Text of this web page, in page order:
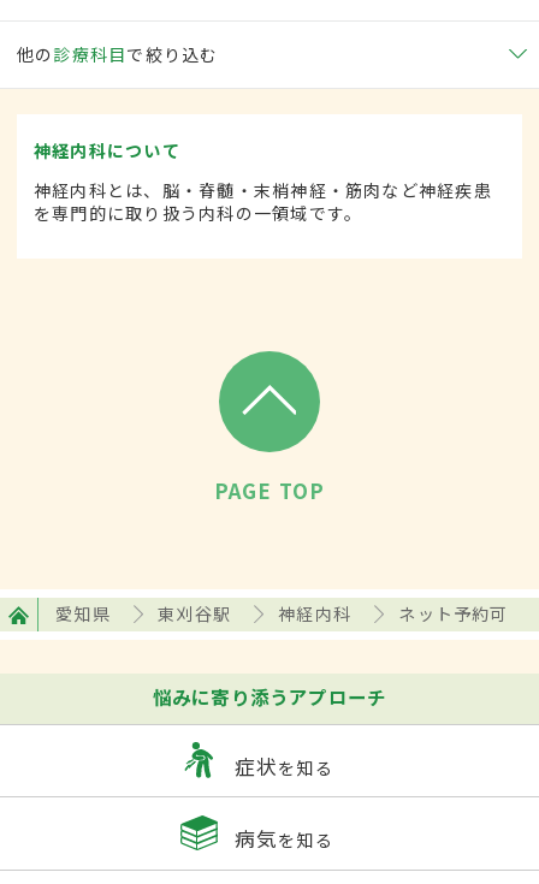
他の 診療科目で絞り込む
神経内科について
神経内科とは、脳・脊髄・末梢神経・筋肉など神経疾患
を専門的に取り扱う内科の一領域です。
PAGE TOP
愛知県 東刈谷駅 神経内科 ネット予約可
悩みに寄り添うアプローチ
症状を知る
病気を知る